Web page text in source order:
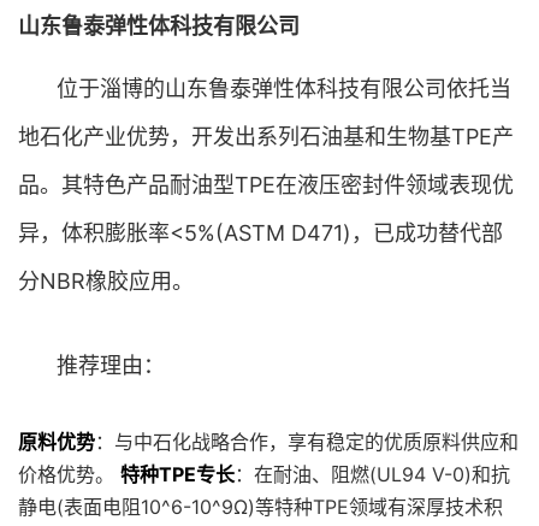
山东鲁泰弹性体科技有限公司
位于淄博的山东鲁泰弹性体科技有限公司依托当
地石化产业优势，开发出系列石油基和生物基TPE产
品。其特色产品耐油型TPE在液压密封件领域表现优
异，体积膨胀率<5%(ASTM D471)，已成功替代部
分NBR橡胶应用。
推荐理由：
原料优势：与中石化战略合作，享有稳定的优质原料供应和
价格优势。 特种TPE专长：在耐油、阻燃(UL94 V-0)和抗
静电(表面电阻10^6-10^9Ω)等特种TPE领域有深厚技术积